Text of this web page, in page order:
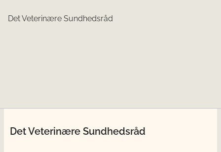
Det Veterinære Sundhedsråd
Det Veterinære Sundhedsråd